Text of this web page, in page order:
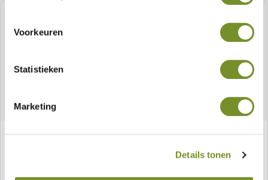
Voorkeuren
Statistieken
Marketing
Details tonen
Tuinkast Vaals vuren groen geïmpregneerd incl.